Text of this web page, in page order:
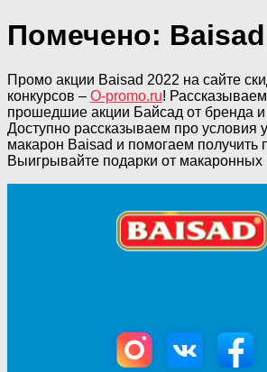
Помечено: Baisad
Промо акции Baisad 2022 на сайте
конкурсов – O-promo.ru!
прошедшие акции Байсад от бренда и
Доступно рассказываем про условия
макарон Baisad и помогаем получить
Выигрывайте подарки от макаронных